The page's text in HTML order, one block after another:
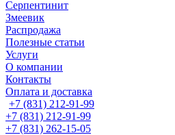
Серпентинит
Змеевик
Распродажа
Полезные статьи
Услуги
О компании
Контакты
Оплата и доставка
+7 (831) 212-91-99
+7 (831) 212-91-99
+7 (831) 262-15-05